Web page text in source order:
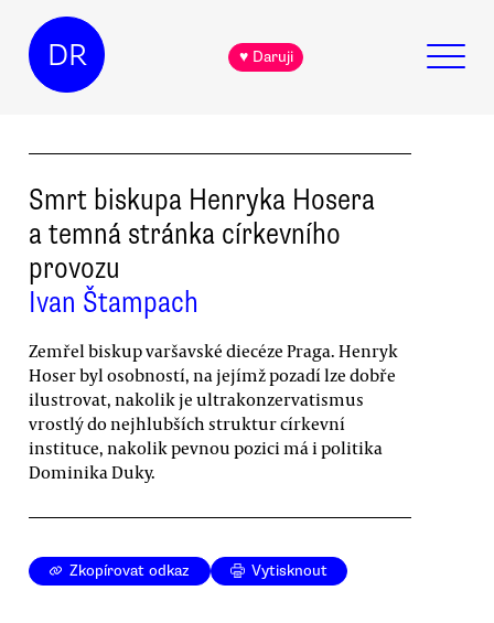
DR ♥ Daruji
Smrt biskupa Henryka Hosera
a temná stránka církevního
provozu
Ivan Štampach
Zemřel biskup varšavské diecéze Praga. Henryk
Hoser byl osobností, na jejímž pozadí lze dobře
ilustrovat, nakolik je ultrakonzervatismus
vrostlý do nejhlubších struktur církevní
instituce, nakolik pevnou pozici má i politika
Dominika Duky.
Zkopírovat odkaz Vytisknout